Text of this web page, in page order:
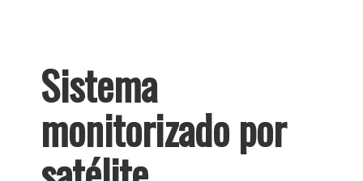
Sistema
monitorizado por